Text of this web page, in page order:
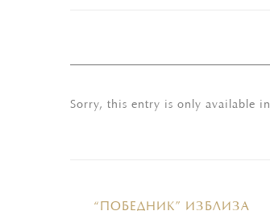
Sorry, this entry is only available in
“ПОБЕДНИК” ИЗБЛИЗА